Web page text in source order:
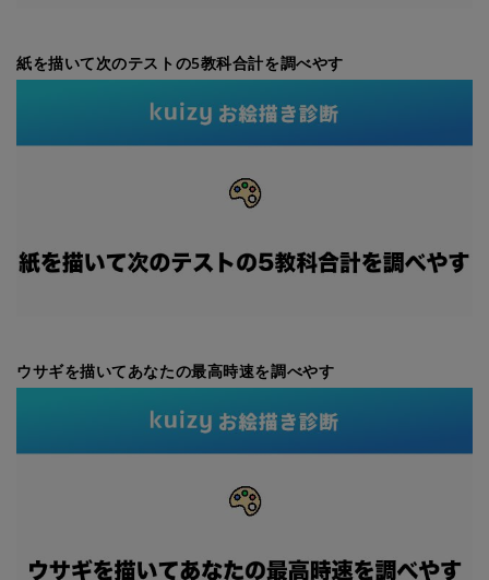
紙を描いて次のテストの5教科合計を調べやす
ウサギを描いてあなたの最高時速を調べやす